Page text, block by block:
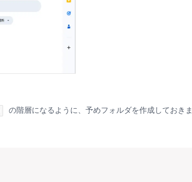
の階層になるように、予めフォルダを作成しておきま